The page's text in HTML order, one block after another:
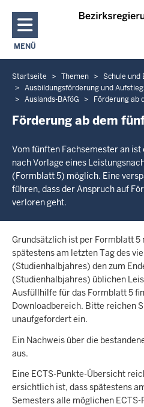
Direkt
MENÜ
NAVIGATION AKTIVIEREN/
Sie
befinden
hier
Startseite Themen
Schule und
Ausbildungsförderung und
Auslands-BAföG
Förderung ab
Förderung ab dem
Vom fünften Fachsemester an
nach Vorlage eines
(Formblatt 5) möglich. Eine
führen, dass der Anspruch auf
verloren geht.
Grundsätzlich ist per Formblatt 5
spätestens am letzten Tag des
(Studienhalbjahres) den zum
(Studienhalbjahres) üblichen
Ausfüllhilfe für das Formblatt 5
Downloadbereich. Bitte reichen
unaufgefordert ein.
Ein Nachweis über die
aus.
Eine ECTS-Punkte-Übersicht
ersichtlich ist, dass spätestens
Semesters alle möglichen